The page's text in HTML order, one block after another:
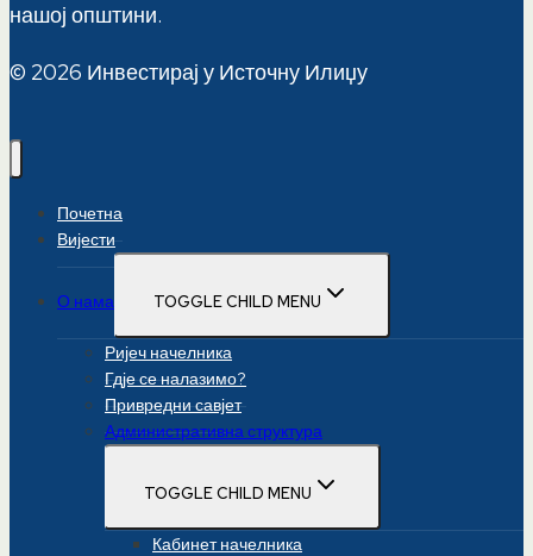
нашој општини.
© 2026 Инвестирај у Источну Илиџу
Почетна
Вијести
О нама TOGGLE CHILD MENU
Ријеч начелника
Гдје се налазимо?
Привредни савјет
Административна структура
TOGGLE CHILD MENU
Кабинет начелника